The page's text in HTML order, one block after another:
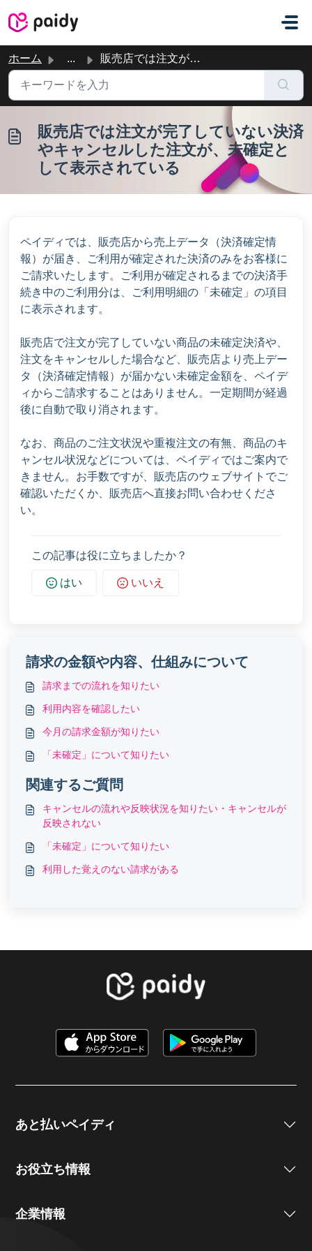
ホーム ... 販売店では注文が完了していない決済やキャンセルした注文が、未確定として表示されている
販売店では注文が完了していない決済
やキャンセルした注文が、未確定と
して表示されている
ペイディでは、販売店から売上データ（決済確定情
報）が届き、ご利用が確定された決済のみをお客様に
ご請求いたします。ご利用が確定されるまでの決済手
続き中のご利用分は、ご利用明細の「未確定」の項目
に表示されます。
販売店で注文が完了していない商品の未確定決済や、
注文をキャンセルした場合など、販売店より売上デー
タ（決済確定情報）が届かない未確定金額を、ペイデ
ィからご請求することはありません。一定期間が経過
後に自動で取り消されます。
なお、商品のご注文状況や重複注文の有無、商品のキ
ャンセル状況などについては、ペイディではご案内で
きません。お手数ですが、販売店のウェブサイトでご
確認いただくか、販売店へ直接お問い合わせくださ
い。
この記事は役に立ちましたか？
はい いいえ
請求の金額や内容、仕組みについて
請求までの流れを知りたい
利用内容を確認したい
今月の請求金額が知りたい
「未確定」について知りたい
関連するご質問
キャンセルの流れや反映状況を知りたい・キャンセルが
反映されない
「未確定」について知りたい
利用した覚えのない請求がある
あと払いペイディ
お役立ち情報
企業情報